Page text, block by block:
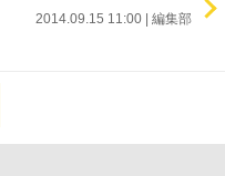
2014.09.15 11:00 編集部